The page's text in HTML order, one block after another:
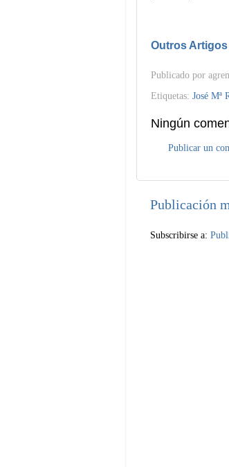
Outros
Publicado por
Etiquetas: José Mª
Ningún
Publicar un
Publicación
Subscribirse a: